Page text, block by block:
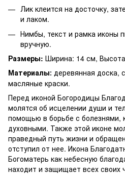
Лик клеится на досточку,
и лаком.
Нимбы, текст и рамка иконы
вручную.
Размеры: Ширина: 14 см,
Материалы: деревянная доска,
масляные краски.
Перед иконой Богородицы
молятся об исцелении души и
помощью в борьбе с болезнями,
духовными. Также этой иконе
праведный путь жизни и
отступил от нее. Икона
Богоматерь как небесную
находит и защищает всех своих